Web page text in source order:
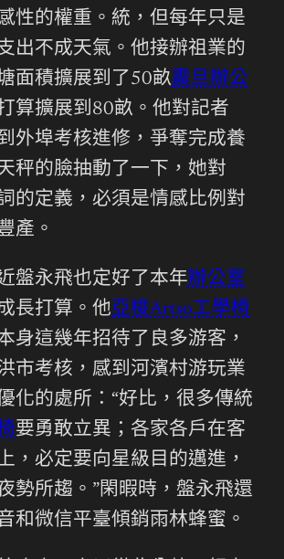
性的權重。統，但每年只是
出不成天氣。他接辦祖業的
面積擴展到了50畝震旦辦公
算擴展到80畝。他對記者
外埠考核進修，爭奪完成養
秤的臉抽動了一下，她對
的定義，必須是情感比例對
產。
盤永飛也定好了本年辦公室
長打算。他亞梭Artso工學椅
身這幾年招待了良多游客，
市考核，感到河濱村游玩業
化的處所：“好比，很多傳統
要勇敢立異；各家各戶在客
，必定要向星級目的邁進，
勢所趨。”閑暇時，盤永飛還
和微信平臺傾銷雨林蜂蜜。